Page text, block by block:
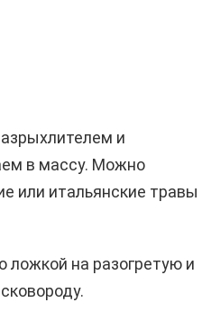
и
в массу. Можно
или итальянские травы
на разогретую и